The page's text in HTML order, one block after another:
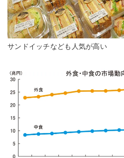
サンドイッチなども人気が高い